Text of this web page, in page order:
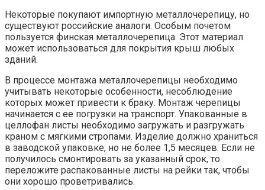
Некоторые покупают импортную металлочерепицу, но
существуют российские аналоги. Особым почетом
пользуется финская металлочерепица. Этот материал
может использоваться для покрытия крыш любых
зданий.
В процессе монтажа металлочерепицы необходимо
учитывать некоторые особенности, несоблюдение
которых может привести к браку. Монтаж черепицы
начинается с ее погрузки на транспорт. Упакованные в
целлофан листы необходимо загружать и разгружать
краном с мягкими стропами. Изделие должно храниться
в заводской упаковке, но не более 1,5 месяцев. Если не
получилось смонтировать за указанный срок, то
переложите распакованные листы на рейки так, чтобы
они хорошо проветривались.